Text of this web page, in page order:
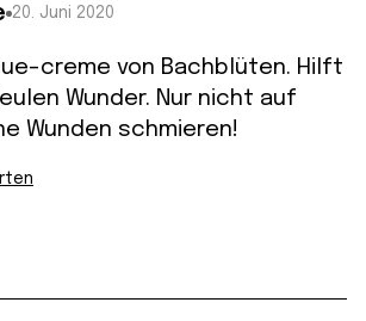
20. Juni 2020
creme von Bachblüten. Hilft
Wunder. Nur nicht auf
Wunden schmieren!